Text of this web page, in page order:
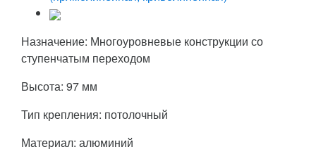
Назначение: Многоуровневые конструкции со
ступенчатым переходом
Высота: 97 мм
Тип крепления: потолочный
Материал: алюминий